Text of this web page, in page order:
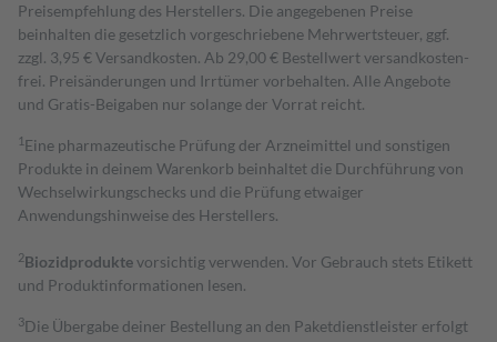
Preisempfehlung des Herstellers. Die angegebenen Preise
beinhalten die gesetzlich vorgeschriebene Mehrwertsteuer, ggf.
zzgl. 3,95 € Versandkosten. Ab 29,00 € Bestell­wert versand­kosten­
frei. Preisänderungen und Irrtümer vorbehalten. Alle Angebote
und Gratis-Beigaben nur solange der Vorrat reicht.
1 Eine pharmazeutische Prüfung der Arzneimittel und sonstigen
Produkte in deinem Warenkorb beinhaltet die Durchführung von
Wechselwirkungschecks und die Prüfung etwaiger
Anwendungshinweise des Herstellers.
2Biozidproduktevorsichtig verwenden. Vor Gebrauch stets Etikett
und Produktinformationen lesen.
3Die Übergabe deiner Bestellung an den Paketdienstleister erfolgt